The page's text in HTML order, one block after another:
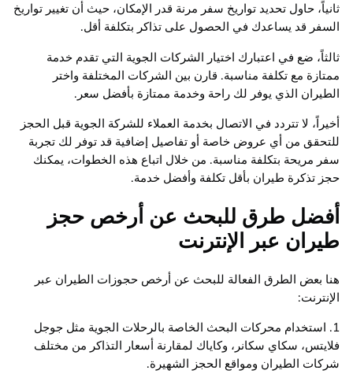
ثانياً، حاول تحديد تواريخ سفر مرنة قدر الإمكان، حيث أن تغيير تواريخ
السفر قد يساعدك في الحصول على تذاكر بتكلفة أقل.
ثالثاً، ضع في اعتبارك اختيار الشركات الجوية التي تقدم خدمة
ممتازة مع تكلفة مناسبة. قارن بين الشركات المختلفة واختر
الطيران الذي يوفر لك راحة وخدمة ممتازة بأفضل سعر.
أخيراً، لا تتردد في الاتصال بخدمة العملاء للشركة الجوية قبل الحجز
للتحقق من أي عروض خاصة أو تفاصيل إضافية قد توفر لك تجربة
سفر مريحة بتكلفة مناسبة. من خلال اتباع هذه الخطوات، يمكنك
حجز تذكرة طيران بأقل تكلفة وأفضل خدمة.
أفضل طرق للبحث عن أرخص حجز
طيران عبر الإنترنت
هنا بعض الطرق الفعالة للبحث عن أرخص حجوزات الطيران عبر
الإنترنت:
1. استخدام محركات البحث الخاصة بالرحلات الجوية مثل جوجل
فلايتس، سكاي سكانر، وكاياك لمقارنة أسعار التذاكر من مختلف
شركات الطيران ومواقع الحجز الشهيرة.